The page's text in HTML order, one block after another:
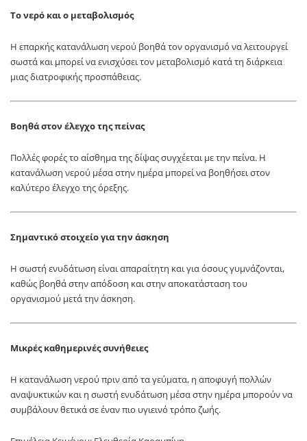
Το νερό και ο μεταβολισμός
Η επαρκής κατανάλωση νερού βοηθά τον οργανισμό να λειτουργεί
σωστά και μπορεί να ενισχύσει τον μεταβολισμό κατά τη διάρκεια
μιας διατροφικής προσπάθειας.
Βοηθά στον έλεγχο της πείνας
Πολλές φορές το αίσθημα της δίψας συγχέεται με την πείνα. Η
κατανάλωση νερού μέσα στην ημέρα μπορεί να βοηθήσει στον
καλύτερο έλεγχο της όρεξης.
Σημαντικό στοιχείο για την άσκηση
Η σωστή ενυδάτωση είναι απαραίτητη και για όσους γυμνάζονται,
καθώς βοηθά στην απόδοση και στην αποκατάσταση του
οργανισμού μετά την άσκηση.
Μικρές καθημερινές συνήθειες
Η κατανάλωση νερού πριν από τα γεύματα, η αποφυγή πολλών
αναψυκτικών και η σωστή ενυδάτωση μέσα στην ημέρα μπορούν να
συμβάλουν θετικά σε έναν πιο υγιεινό τρόπο ζωής.